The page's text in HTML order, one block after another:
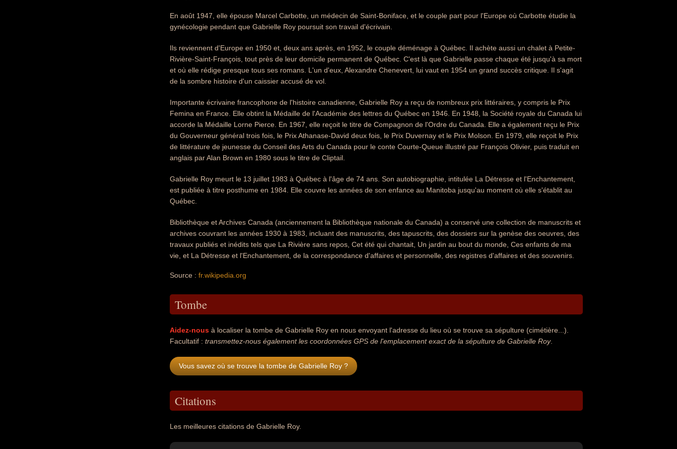
En août 1947, elle épouse Marcel Carbotte, un médecin de Saint-Boniface, et le couple part pour l'Europe où Carbotte étudie la
gynécologie pendant que Gabrielle Roy poursuit son travail d'écrivain.
Ils reviennent d'Europe en 1950 et, deux ans après, en 1952, le couple déménage à Québec. Il achète aussi un chalet à Petite-
Rivière-Saint-François, tout près de leur domicile permanent de Québec. C'est là que Gabrielle passe chaque été jusqu'à sa mort
et où elle rédige presque tous ses romans. L'un d'eux, Alexandre Chenevert, lui vaut en 1954 un grand succès critique. Il s'agit
de la sombre histoire d'un caissier accusé de vol.
Importante écrivaine francophone de l'histoire canadienne, Gabrielle Roy a reçu de nombreux prix littéraires, y compris le Prix
Femina en France. Elle obtint la Médaille de l'Académie des lettres du Québec en 1946. En 1948, la Société royale du Canada lui
accorde la Médaille Lorne Pierce. En 1967, elle reçoit le titre de Compagnon de l'Ordre du Canada. Elle a également reçu le Prix
du Gouverneur général trois fois, le Prix Athanase-David deux fois, le Prix Duvernay et le Prix Molson. En 1979, elle reçoit le Prix
de littérature de jeunesse du Conseil des Arts du Canada pour le conte Courte-Queue illustré par François Olivier, puis traduit en
anglais par Alan Brown en 1980 sous le titre de Cliptail.
Gabrielle Roy meurt le 13 juillet 1983 à Québec à l'âge de 74 ans. Son autobiographie, intitulée La Détresse et l'Enchantement,
est publiée à titre posthume en 1984. Elle couvre les années de son enfance au Manitoba jusqu'au moment où elle s'établit au
Québec.
Bibliothèque et Archives Canada (anciennement la Bibliothèque nationale du Canada) a conservé une collection de manuscrits et
archives couvrant les années 1930 à 1983, incluant des manuscrits, des tapuscrits, des dossiers sur la genèse des oeuvres, des
travaux publiés et inédits tels que La Rivière sans repos, Cet été qui chantait, Un jardin au bout du monde, Ces enfants de ma
vie, et La Détresse et l'Enchantement, de la correspondance d'affaires et personnelle, des registres d'affaires et des souvenirs.
Source : fr.wikipedia.org
Tombe
Aidez-nous à localiser la tombe de Gabrielle Roy en nous envoyant l'adresse du lieu où se trouve sa sépulture (cimétière...).
Facultatif : transmettez-nous également les coordonnées GPS de l'emplacement exact de la sépulture de Gabrielle Roy.
Vous savez où se trouve la tombe de Gabrielle Roy ?
Citations
Les meilleures citations de Gabrielle Roy.